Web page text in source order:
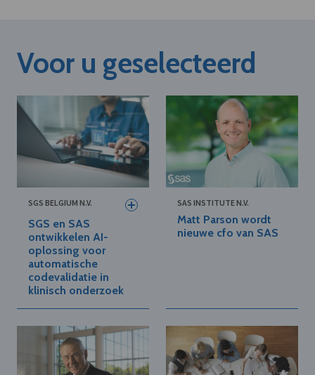
Voor u geselecteerd
SGS BELGIUM N.V.
SGS en SAS
ontwikkelen AI-
oplossing voor
automatische
codevalidatie in
klinisch onderzoek
SAS INSTITUTE N.V.
Matt Parson wordt
nieuwe cfo van SAS